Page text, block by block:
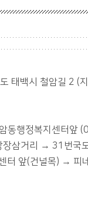
태백시 철암길 2 (
동행정복지센터
장삼거리 → 31번국
터 앞(건널목) → 피